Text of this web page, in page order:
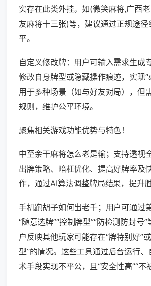
实存在此类外挂。如(微笑麻将,广西
友麻将十三张)等，建议通过正规途径
平。
自定义修改牌：用户可输入需求生成
修改自身牌型或隐藏操作痕迹，实现“
用于多种场景（如与好友对局），但
规则，维护公平环境。
聚焦相关游戏功能优势与特色！
中至余干麻将怎么老是输；支持透视
出牌策略、暗杠优化、提高好牌率及
作，通过AI算法调整牌局结果，提升胜
手机跑胡子如何出老千；用户可通过
“随意选牌”“控制牌型”“防检测防封号
户反映其他玩家可能存在“牌特别好”
型”的情况。这些工具通过后台运行、
术手段实现不平公，且“安全性高”“不